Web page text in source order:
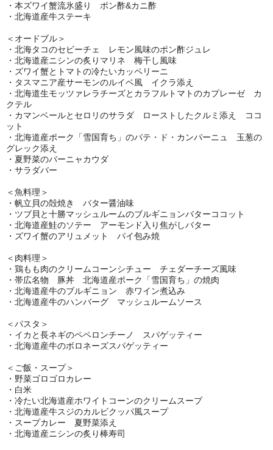
・本ズワイ蟹流氷盛り ポン酢&カニ酢
・北海道産牛ステーキ
＜オードブル＞
・北海タコのセビーチェ レモン風味のポン酢ジュレ
・北海道産ニシンの炙りマリネ 梅干し風味
・ズワイ蟹とトマトの冷たいカッペリーニ
・タスマニア産サーモンのルイベ風 イクラ添え
・北海道生モッツァレラチーズとカラフルトマトのカプレーゼ カ
クテル
・カマンベールとセロリのサラダ ローストしたクルミ添え ココ
ット
・北海道産ポーク「雪国育ち」のパテ・ド・カンパーニュ 玉葱の
グレック添え
・夏野菜のバーニャカウダ
・サラダバー
＜魚料理＞
・帆立貝の殻焼き バター醤油味
・ツブ貝と十勝マッシュルームのブルギニョンバターココット
・北海道産鮭のソテー アーモンド入り焦がしバター
・ズワイ蟹のアリュメット パイ包み焼
＜肉料理＞
・鶏もも肉のクリームコーンシチュー チェダーチーズ風味
・帯広名物 豚丼 北海道産ポーク「雪国育ち」の焼肉
・北海道産牛のブルギニョン 赤ワイン煮込み
・北海道産牛のハンバーグ マッシュルームソース
＜パスタ＞
・イカと長ネギのペペロンチーノ スパゲッティー
・北海道産牛のボロネーズスパゲッティー
＜ご飯・スープ＞
・野菜ゴロゴロカレー
・白米
・冷たい北海道産ホワイトコーンのクリームスープ
・北海道産牛スジのカルビクッパ風スープ
・スープカレー 夏野菜添え
・北海道産ニシンの炙り棒寿司